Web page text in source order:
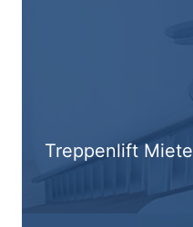
Treppenlift Miete